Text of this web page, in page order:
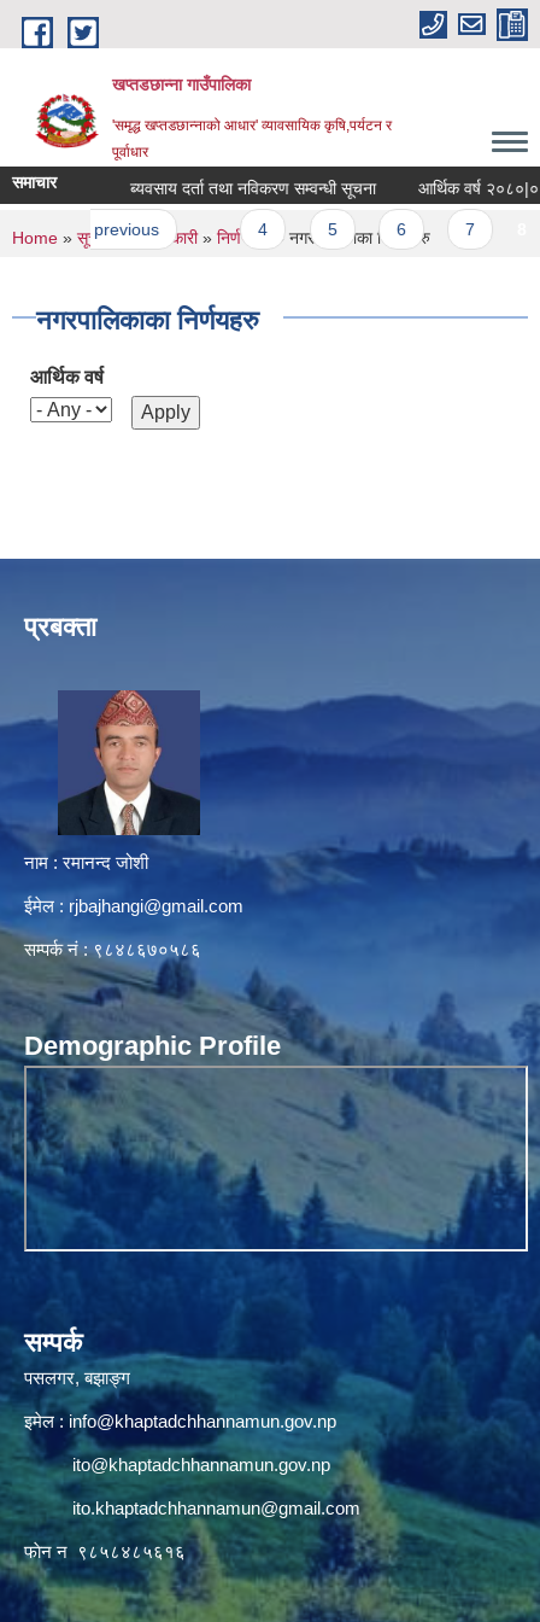
Skip to main content
खप्तडछान्ना गाउँपालिका
'समृद्ध खप्तडछान्नाको आधार' व्यावसायिक कृषि,पर्यटन र
पूर्वाधार
समाचार
सूचना ब्यवसाय दर्ता तथा नविकरण सम्वन्धी सूचना आर्थिक वर्ष
‹ previous … 5
You are here
Home » सूचना तथा जानकारी» निर्णयहरु » नगरपालिकाका निर्णयहरु
नगरपालिकाका निर्णयहरु
आर्थिक वर्ष
प्रबक्ता
नाम : रमानन्द जोशी
ईमेल : rjbajhangi@gmail.com
सम्पर्क नं : ९८४८६७०५८६
Demographic Profile
सम्पर्क
पसलगर, बझाङ्ग
इमेल : info@khaptadchhannamun.gov.np
ito@khaptadchhannamun.gov.np
ito.khaptadchhannamun@gmail.com
फाेन न‌‍‍ ९८५८४८५६१६